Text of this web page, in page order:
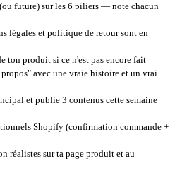
future) sur les 6 piliers — note chacun
légales et politique de retour sont en
ton produit si ce n'est pas encore fait
avec une vraie histoire et un vrai
et publie 3 contenus cette semaine
Shopify (confirmation commande +
réalistes sur ta page produit et au